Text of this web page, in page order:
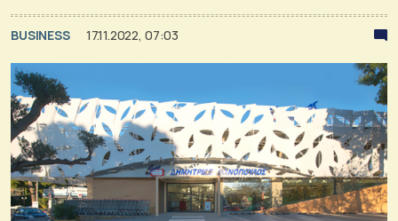
BUSINESS 17.11.2022, 07:03